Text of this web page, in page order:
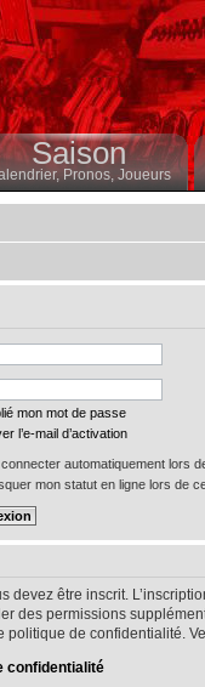
Saison
Pronos, Joueurs
mon mot de passe
l’e-mail d’activation
connecter automatiquement lors
mon statut en ligne lors de
devez être inscrit.
des permissions
politique de confidentialité.
confidentialité